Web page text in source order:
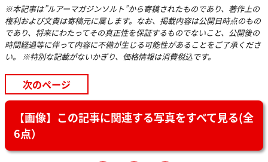
※本記事は”ルアーマガジンソルト”から寄稿されたものであり、著作上の
権利および文責は寄稿元に属します。なお、掲載内容は公開日時点のもの
であり、将来にわたってその真正性を保証するものでないこと、公開後の
時間経過等に伴って内容に不備が生じる可能性があることをご了承くださ
い。 ※特別な記載がないかぎり、価格情報は消費税込です。
次のページ
【画像】この記事に関連する写真をすべて見る(全
6点）